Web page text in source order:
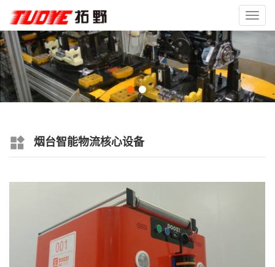
烟台智能物流核心设备